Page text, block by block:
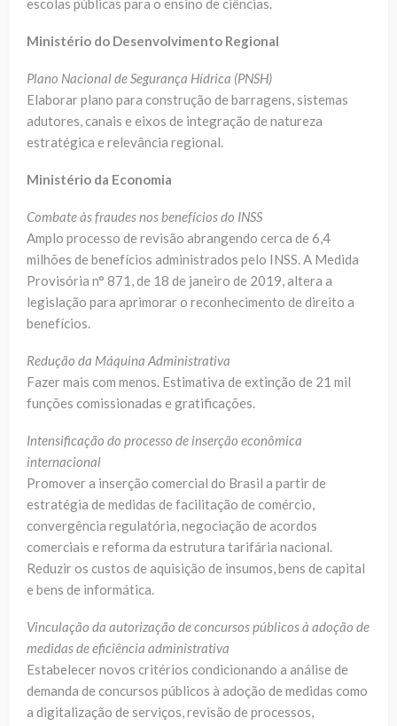
escolas públicas para o ensino de ciências.
Ministério do Desenvolvimento Regional
Plano Nacional de Segurança Hídrica (PNSH)
Elaborar plano para construção de barragens, sistemas
adutores, canais e eixos de integração de natureza
estratégica e relevância regional.
Ministério da Economia
Combate às fraudes nos benefícios do INSS
Amplo processo de revisão abrangendo cerca de 6,4
milhões de benefícios administrados pelo INSS. A Medida
Provisória n° 871, de 18 de janeiro de 2019, altera a
legislação para aprimorar o reconhecimento de direito a
benefícios.
Redução da Máquina Administrativa
Fazer mais com menos. Estimativa de extinção de 21 mil
funções comissionadas e gratificações.
Intensificação do processo de inserção econômica
internacional
Promover a inserção comercial do Brasil a partir de
estratégia de medidas de facilitação de comércio,
convergência regulatória, negociação de acordos
comerciais e reforma da estrutura tarifária nacional.
Reduzir os custos de aquisição de insumos, bens de capital
e bens de informática.
Vinculação da autorização de concursos públicos à adoção de
medidas de eficiência administrativa
Estabelecer novos critérios condicionando a análise de
demanda de concursos públicos à adoção de medidas como
a digitalização de serviços, revisão de processos,